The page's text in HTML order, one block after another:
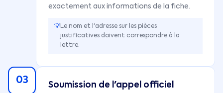
exactement aux informations de la fiche.
💡Le nom et l'adresse sur les pièces
justificatives doivent correspondre à la
lettre.
03
Soumission de l'appel officiel